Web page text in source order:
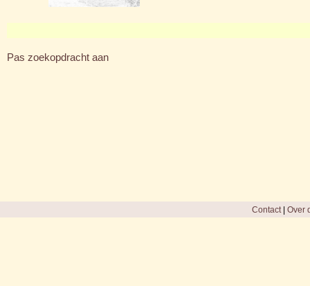
Pas zoekopdracht aan
Contact| Over